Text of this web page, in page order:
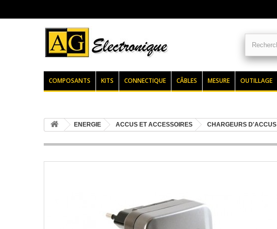
COMPOSANTS KITS CONNECTIQUE CÂBLES MESURE OUTILLAGE
ENERGIE ACCUS ET ACCESSOIRES CHARGEURS D'ACCUS